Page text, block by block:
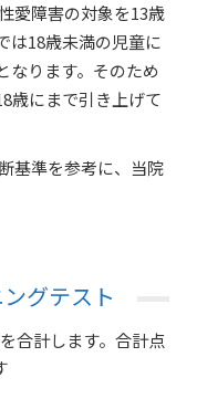
愛障害の対象を13歳
は18歳未満の児童に
なります。そのため
歳にまで引き上げて
基準を参考に、当院
グテスト
合計します。合計点